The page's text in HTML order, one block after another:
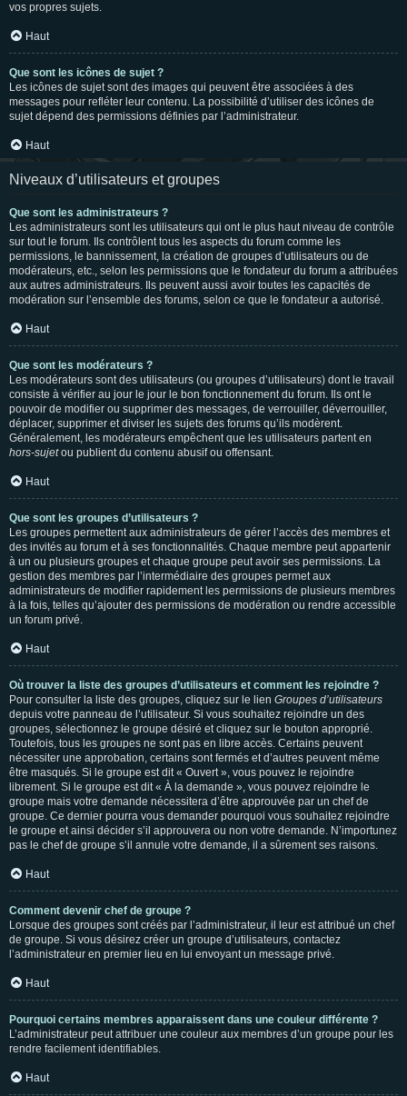
vos propres sujets.
Haut
Que sont les icônes de sujet ?
Les icônes de sujet sont des images qui peuvent être associées à des
messages pour refléter leur contenu. La possibilité d’utiliser des icônes de
sujet dépend des permissions définies par l’administrateur.
Haut
Niveaux d’utilisateurs et groupes
Que sont les administrateurs ?
Les administrateurs sont les utilisateurs qui ont le plus haut niveau de contrôle
sur tout le forum. Ils contrôlent tous les aspects du forum comme les
permissions, le bannissement, la création de groupes d’utilisateurs ou de
modérateurs, etc., selon les permissions que le fondateur du forum a attribuées
aux autres administrateurs. Ils peuvent aussi avoir toutes les capacités de
modération sur l’ensemble des forums, selon ce que le fondateur a autorisé.
Haut
Que sont les modérateurs ?
Les modérateurs sont des utilisateurs (ou groupes d’utilisateurs) dont le travail
consiste à vérifier au jour le jour le bon fonctionnement du forum. Ils ont le
pouvoir de modifier ou supprimer des messages, de verrouiller, déverrouiller,
déplacer, supprimer et diviser les sujets des forums qu’ils modèrent.
Généralement, les modérateurs empêchent que les utilisateurs partent en
hors-sujetou publient du contenu abusif ou offensant.
Haut
Que sont les groupes d’utilisateurs ?
Les groupes permettent aux administrateurs de gérer l’accès des membres et
des invités au forum et à ses fonctionnalités. Chaque membre peut appartenir
à un ou plusieurs groupes et chaque groupe peut avoir ses permissions. La
gestion des membres par l’intermédiaire des groupes permet aux
administrateurs de modifier rapidement les permissions de plusieurs membres
à la fois, telles qu’ajouter des permissions de modération ou rendre accessible
un forum privé.
Haut
Où trouver la liste des groupes d’utilisateurs et comment les rejoindre ?
Pour consulter la liste des groupes, cliquez sur le lien Groupes d’utilisateurs
depuis votre panneau de l’utilisateur. Si vous souhaitez rejoindre un des
groupes, sélectionnez le groupe désiré et cliquez sur le bouton approprié.
Toutefois, tous les groupes ne sont pas en libre accès. Certains peuvent
nécessiter une approbation, certains sont fermés et d’autres peuvent même
être masqués. Si le groupe est dit « Ouvert », vous pouvez le rejoindre
librement. Si le groupe est dit « À la demande », vous pouvez rejoindre le
groupe mais votre demande nécessitera d’être approuvée par un chef de
groupe. Ce dernier pourra vous demander pourquoi vous souhaitez rejoindre
le groupe et ainsi décider s’il approuvera ou non votre demande. N’importunez
pas le chef de groupe s’il annule votre demande, il a sûrement ses raisons.
Haut
Comment devenir chef de groupe ?
Lorsque des groupes sont créés par l’administrateur, il leur est attribué un chef
de groupe. Si vous désirez créer un groupe d’utilisateurs, contactez
l’administrateur en premier lieu en lui envoyant un message privé.
Haut
Pourquoi certains membres apparaissent dans une couleur différente ?
L’administrateur peut attribuer une couleur aux membres d’un groupe pour les
rendre facilement identifiables.
Haut